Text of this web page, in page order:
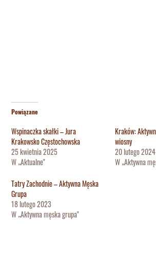
Powiązane
Wspinaczka skałki – Jura
Krakowsko Częstochowska
25 kwietnia 2025
W „Aktualne"
Kraków:
wiosny
20 lutego 2024
W „Aktywna
Tatry Zachodnie – Aktywna Męska
Grupa
18 lutego 2023
W „Aktywna męska grupa"